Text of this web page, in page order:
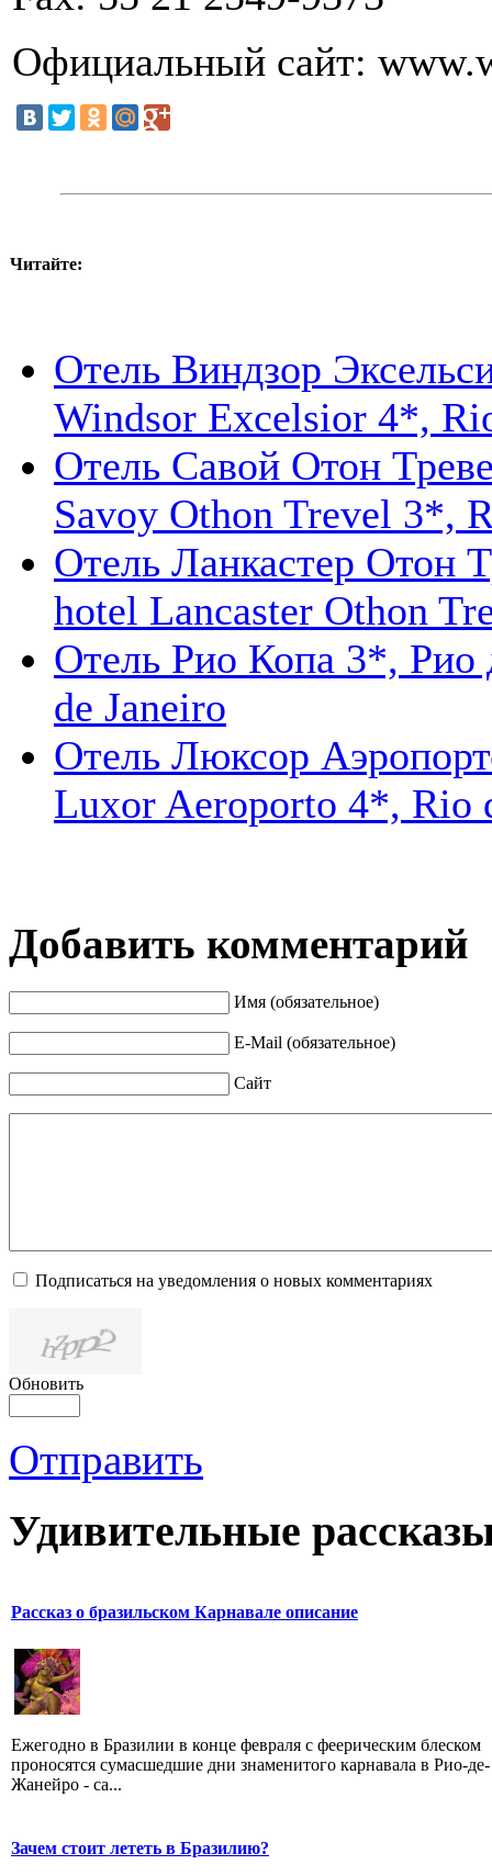
Официальный сайт:
Читайте:
Отель Виндзор
Windsor Excelsior 4*,
Отель Савой Отон
Savoy Othon Trevel 3*,
Отель Ланкастер Отон
hotel Lancaster Othon
Отель Рио Копа 3*,
de Janeiro
Отель Люксор
Luxor Aeroporto 4*, Rio
Добавить комментарий
Имя (обязательное)
E-Mail (обязательное)
Сайт
Подписаться на уведомления о новых комментариях
Обновить
Отправить
Удивительные
Рассказ о бразильском Карнавале описание
Ежегодно в Бразилии в конце февраля с феерическим блеском
проносятся сумасшедшие дни знаменитого карнавала в Рио-де-
Жанейро - са...
Зачем стоит лететь в Бразилию?